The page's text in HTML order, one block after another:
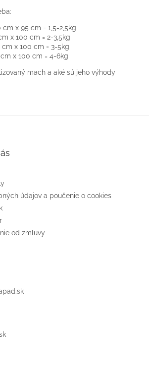
cm x 95 cm = 1,5-2,5kg
x 100 cm = 2-3,5kg
cm x 100 cm = 3-5kg
cm x 100 cm = 4-6kg
mach a aké sú jeho výhody
údajov a poučenie o cookies
od zmluvy